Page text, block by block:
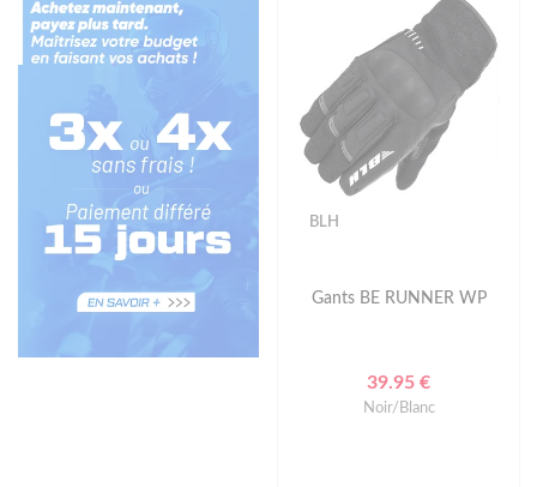
BLH
Gants BE RUNNER WP
39.95 €
Noir/Blanc